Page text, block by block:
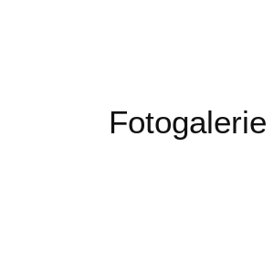
Fotogalerie